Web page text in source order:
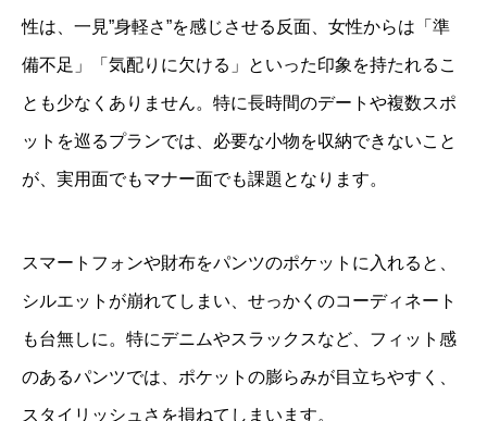
性は、一見”身軽さ”を感じさせる反面、女性からは「準
備不足」「気配りに欠ける」といった印象を持たれるこ
とも少なくありません。特に長時間のデートや複数スポ
ットを巡るプランでは、必要な小物を収納できないこと
が、実用面でもマナー面でも課題となります。
スマートフォンや財布をパンツのポケットに入れると、
シルエットが崩れてしまい、せっかくのコーディネート
も台無しに。特にデニムやスラックスなど、フィット感
のあるパンツでは、ポケットの膨らみが目立ちやすく、
スタイリッシュさを損ねてしまいます。